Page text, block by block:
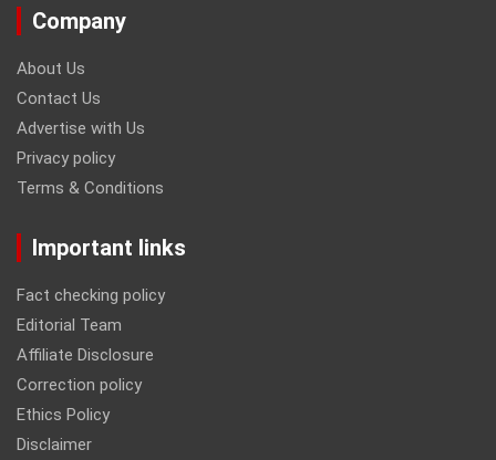
Company
About Us
Contact Us
Advertise with Us
Privacy policy
Terms & Conditions
Important links
Fact checking policy
Editorial Team
Affiliate Disclosure
Correction policy
Ethics Policy
Disclaimer